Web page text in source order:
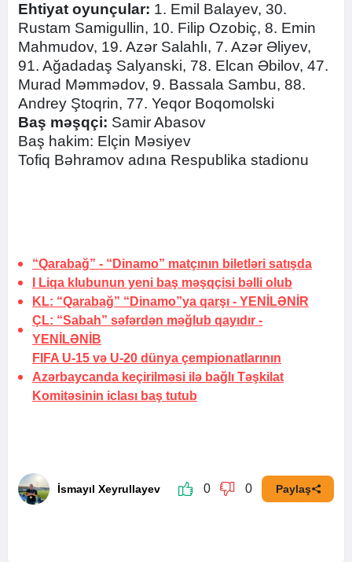
Ehtiyat oyunçular: 1. Emil Balayev, 30.
Rustam Samigullin, 10. Filip Ozobiç, 8. Emin
Mahmudov, 19. Azər Salahlı, 7. Azər Əliyev,
91. Ağadadaş Salyanski, 78. Elcan Əbilov, 47.
Murad Məmmədov, 9. Bassala Sambu, 88.
Andrey Ştoqrin, 77. Yeqor Boqomolski
Baş məşqçi: Samir Abasov
Baş hakim: Elçin Məsiyev
Tofiq Bəhramov adına Respublika stadionu
“Qarabağ” - “Dinamo” matçının biletləri satışda
I Liqa klubunun yeni baş məşqçisi bəlli olub
KL: “Qarabağ” “Dinamo”ya qarşı - YENİLƏNİR
ÇL: “Sabah” səfərdən məğlub qayıdır -
YENİLƏNİB
FIFA U-15 və U-20 dünya çempionatlarının
Azərbaycanda keçirilməsi ilə bağlı Təşkilat
Komitəsinin iclası baş tutub
İsmayıl Xeyrullayev 0 0 Paylaş